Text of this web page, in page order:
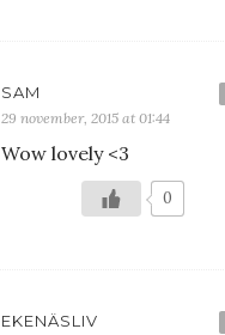
SAM
29 november, 2015 at 01:44
Wow lovely <3
0
EKENÄSLIV